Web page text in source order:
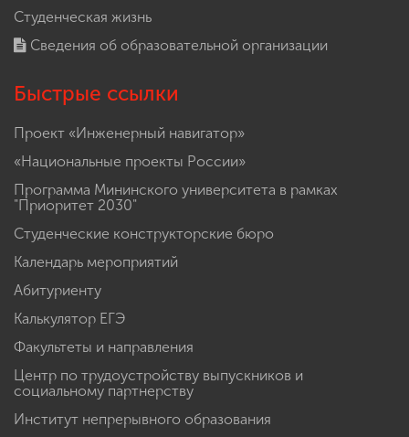
Студенческая жизнь
Сведения об образовательной организации
Быстрые ссылки
Проект «Инженерный навигатор»
«Национальные проекты России»
Программа Мининского университета в рамках
"Приоритет 2030"
Студенческие конструкторские бюро
Календарь мероприятий
Абитуриенту
Калькулятор ЕГЭ
Факультеты и направления
Центр по трудоустройству выпускников и
социальному партнерству
Институт непрерывного образования